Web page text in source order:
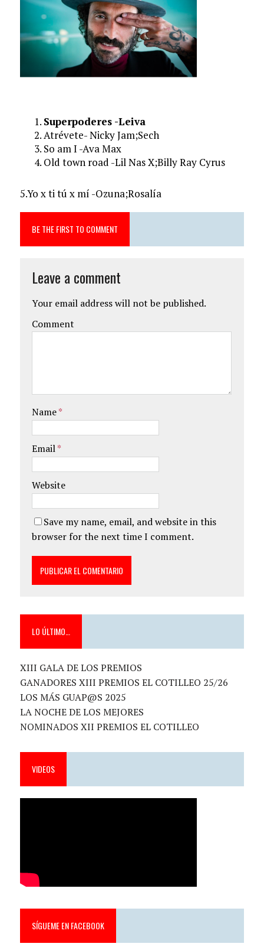
Superpoderes -Leiva
Atrévete- Nicky Jam;Sech
So am I -Ava Max
Old town road -Lil Nas X;Billy Ray Cyrus
5.Yo x ti tú x mí -Ozuna;Rosalía
BE THE FIRST TO COMMENT
Leave a comment
Your email address will not be published.
Comment
Name*
Email*
Website
Save my name, email, and website in this
browser for the next time I comment.
LO ÚLTIMO…
XIII GALA DE LOS PREMIOS
GANADORES XIII PREMIOS EL COTILLEO 25/26
LOS MÁS GUAP@S 2025
LA NOCHE DE LOS MEJORES
NOMINADOS XII PREMIOS EL COTILLEO
VIDEOS
SÍGUEME EN FACEBOOK